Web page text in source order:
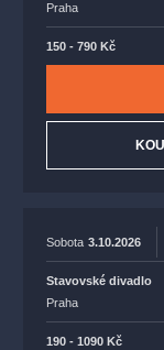
Praha
150 - 790 Kč
Sobota 3.10.2026
Stavovské divadlo
Praha
190 - 1090 Kč